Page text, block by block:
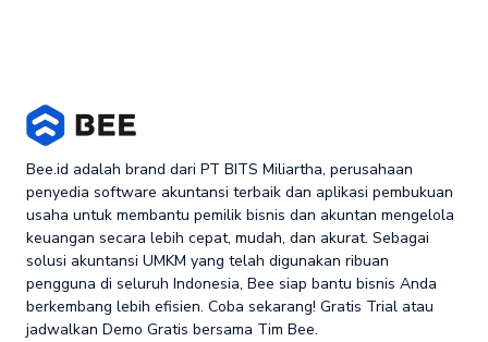
Bee.id adalah brand dari PT BITS Miliartha, perusahaan
penyedia software akuntansi terbaik dan aplikasi pembukuan
usaha untuk membantu pemilik bisnis dan akuntan mengelola
keuangan secara lebih cepat, mudah, dan akurat. Sebagai
solusi akuntansi UMKM yang telah digunakan ribuan
pengguna di seluruh Indonesia, Bee siap bantu bisnis Anda
berkembang lebih efisien. Coba sekarang! Gratis Trial atau
jadwalkan Demo Gratis bersama Tim Bee.